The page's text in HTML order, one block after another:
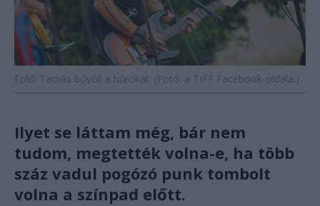
Földi Tamás bűvöli a húrokat. (Fotó: a TIFF Facebook-oldala.)
Ilyet se láttam még, bár nem
tudom, megtették volna-e, ha több
száz vadul pogózó punk tombolt
volna a színpad előtt.